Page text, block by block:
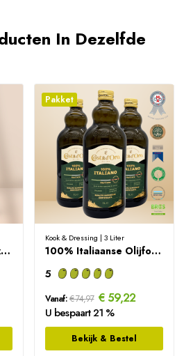
In Dezelfde
Twee Smaken Set - 2x250ml
Pakket
Kook & Dressing | 3 Liter
100% Italiaanse Olijfolie Voordeelpakket - 3 Liter
5
Vanaf: € 74,97 € 59,22
U bespaart 21 %
Bekijk & Bestel